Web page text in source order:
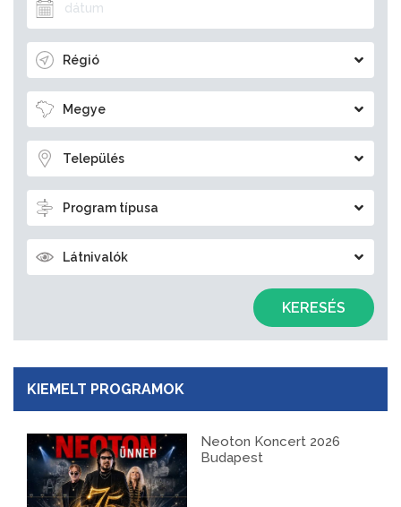
Régió
Megye
Település
Program típusa
Látnivalók
KERESÉS
KIEMELT PROGRAMOK
Neoton Koncert 2026
Budapest